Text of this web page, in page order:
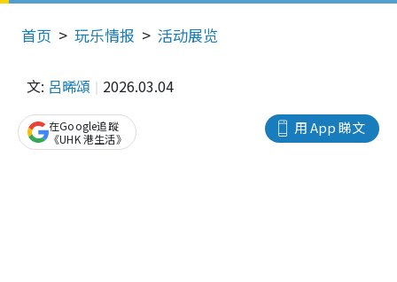
首页 玩乐情报 活动展览
文: 呂晞頌 2026.03.04
用 App 睇文
在Google追蹤
《UHK 港生活》